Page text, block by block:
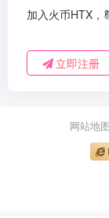
加入火币HTX，
立即注册
网站地图